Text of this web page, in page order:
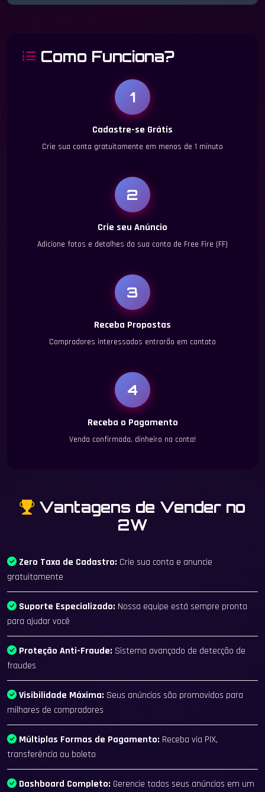
Como Funciona?
1
Cadastre-se Grátis
Crie sua conta gratuitamente em menos de 1 minuto
2
Crie seu Anúncio
Adicione fotos e detalhes da sua conta de Free Fire (FF)
3
Receba Propostas
Compradores interessados entrarão em contato
4
Receba o Pagamento
Venda confirmada, dinheiro na conta!
Vantagens de Vender no
2W
Zero Taxa de Cadastro: Crie sua conta e anuncie
gratuitamente
Suporte Especializado: Nossa equipe está sempre pronta
para ajudar você
Proteção Anti-Fraude: Sistema avançado de detecção de
fraudes
Visibilidade Máxima: Seus anúncios são promovidos para
milhares de compradores
Múltiplas Formas de Pagamento: Receba via PIX,
transferência ou boleto
Dashboard Completo: Gerencie todos seus anúncios em um